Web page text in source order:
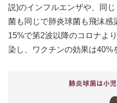
説)のインフルエンザや、同
菌も同じで肺炎球菌も飛沫感
15%で第2波以降のコロナよ
染し、ワクチンの効果は40%